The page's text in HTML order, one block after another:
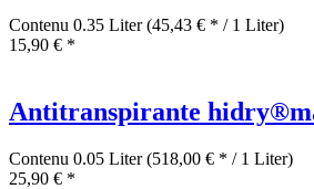
Contenu 0.35 Liter(45,43 € * / 1 Liter)
15,90 € *
Antitranspirante
Contenu 0.05 Liter(518,00 € * / 1 Liter)
25,90 € *